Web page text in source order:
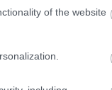
of the website